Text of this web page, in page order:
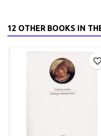
12 OTHER BOOKS IN